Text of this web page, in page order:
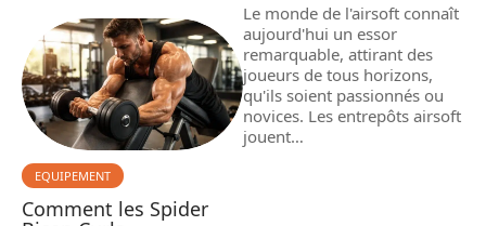
EQUIPEMENT
Comment les Spider
Le monde de l'airsoft connaît
aujourd'hui un essor
remarquable, attirant des
joueurs de tous horizons,
qu'ils soient passionnés ou
novices. Les entrepôts airsoft
jouent…